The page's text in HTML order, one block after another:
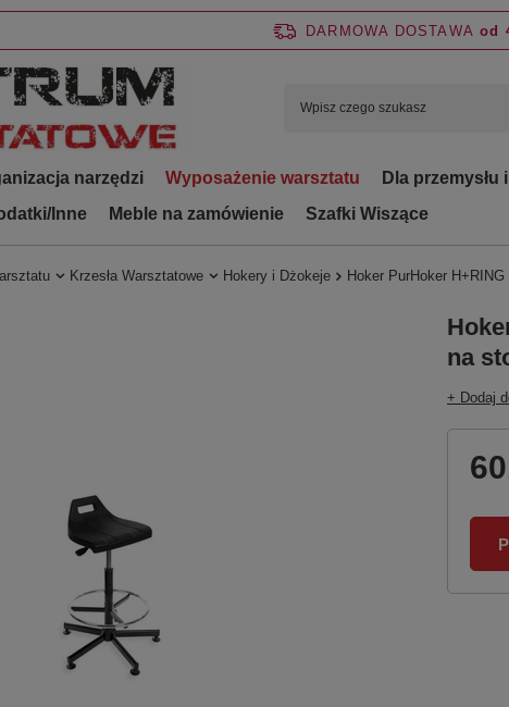
DARMOWA DOSTAWA od
narzędzi Wyposażenie warsztatu Dla przemysłu
Inne Meble na zamówienie Szafki Wiszące
Krzesła Warsztatowe Hokery i Dżokeje Hoker PurHoker
na
+ Dodaj